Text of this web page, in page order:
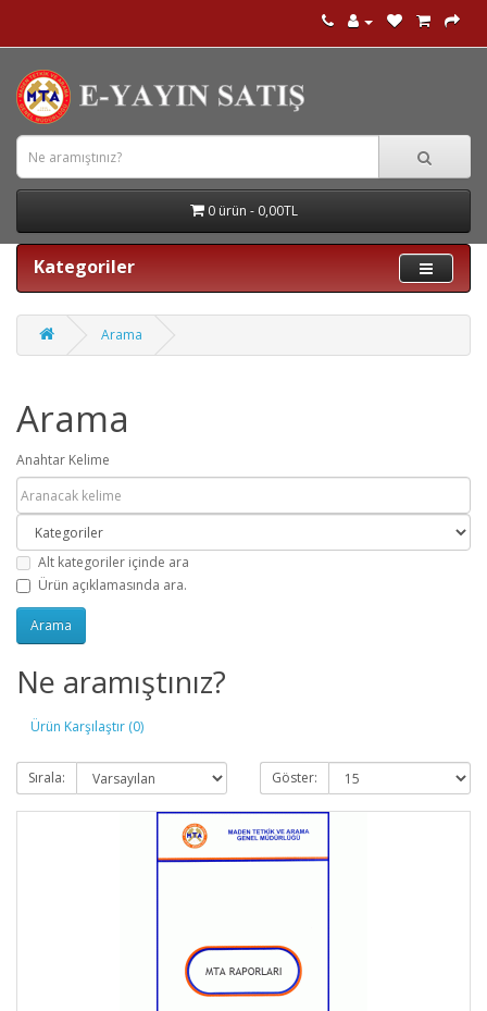
0 ürün - 0,00TL
Kategoriler
Arama
Arama
Anahtar Kelime
Alt kategoriler içinde ara
Ürün açıklamasında ara.
Ne aramıştınız?
Ürün Karşılaştır (0)
Sırala: Göster: